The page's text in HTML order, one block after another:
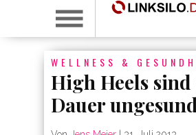
WELLNESS &
High Heels
Dauer ungesund